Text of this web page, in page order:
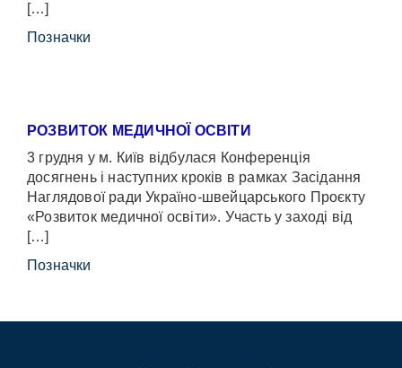
[…]
Позначки
РОЗВИТОК МЕДИЧНОЇ ОСВІТИ
3 грудня у м. Київ відбулася Конференція
досягнень і наступних кроків в рамках Засідання
Наглядової ради Україно-швейцарського Проєкту
«Розвиток медичної освіти». Участь у заході від
[…]
Позначки